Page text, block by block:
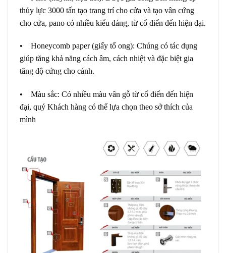
thủy lực 3000 tấn tạo trang trí cho cửa và tạo vân cứng
cho cửa, pano có nhiều kiểu dáng, từ cổ điển đến hiện đại.
• Honeycomb paper (giấy tổ ong): Chúng có tác dụng
giúp tăng khả năng cách âm, cách nhiệt và đặc biệt gia
tăng độ cứng cho cánh.
• Màu sắc: Có nhiều màu vân gỗ từ cổ điển đến hiện
đại, quý Khách hàng có thể lựa chọn theo sở thích của
mình